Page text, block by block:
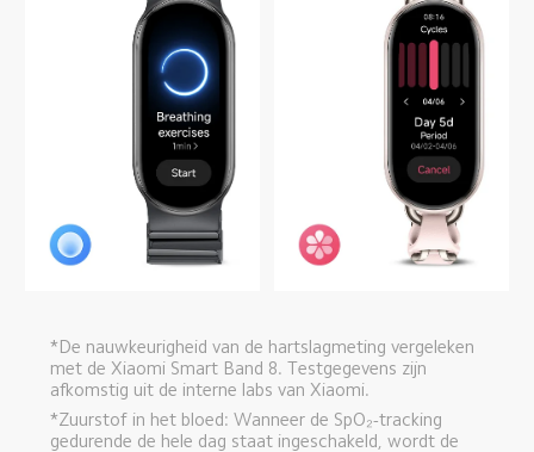
*De nauwkeurigheid van de hartslagmeting vergeleken
met de Xiaomi Smart Band 8. Testgegevens zijn
afkomstig uit de interne labs van Xiaomi.
*Zuurstof in het bloed: Wanneer de SpO₂-tracking
gedurende de hele dag staat ingeschakeld, wordt de